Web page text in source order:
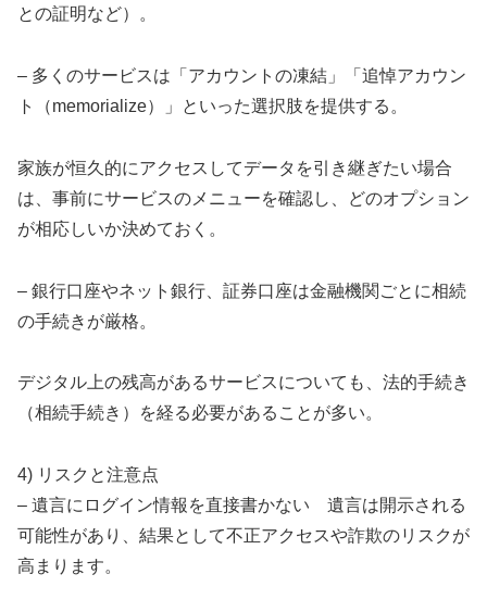
との証明など）。
– 多くのサービスは「アカウントの凍結」「追悼アカウン
ト（memorialize）」といった選択肢を提供する。
家族が恒久的にアクセスしてデータを引き継ぎたい場合
は、事前にサービスのメニューを確認し、どのオプション
が相応しいか決めておく。
– 銀行口座やネット銀行、証券口座は金融機関ごとに相続
の手続きが厳格。
デジタル上の残高があるサービスについても、法的手続き
（相続手続き）を経る必要があることが多い。
4) リスクと注意点
– 遺言にログイン情報を直接書かない 遺言は開示される
可能性があり、結果として不正アクセスや詐欺のリスクが
高まります。